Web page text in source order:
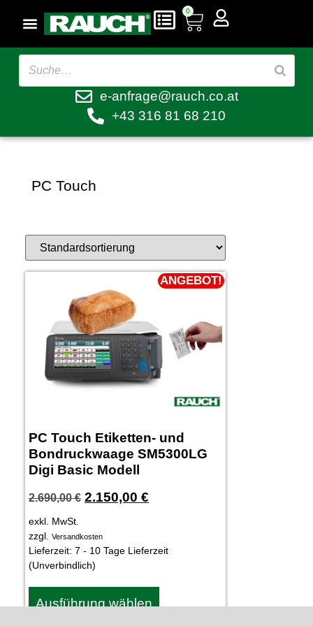
0
e-anfrage@rauch.co.at
+43 316 81 68 210
PC Touch
ANGEBOT!
PC Touch Etiketten- und
Bondruckwaage SM5300LG
Digi Basic Modell
2.690,00€ 2.150,00 €
exkl. MwSt.
zzgl.
Versandkosten
Lieferzeit: 7 - 10 Tage Lieferzeit
(Unverbindlich)
Ausführung wählen